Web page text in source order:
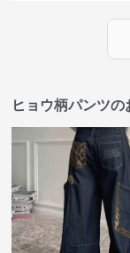
ヒョウ柄パンツ